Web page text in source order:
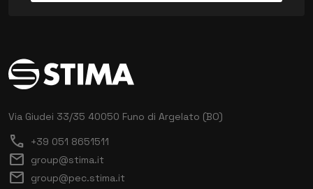
Via Giudei 33/35 40050 Funo di Argelato (BO)
call +39 051 8651511
mail group@stima.it
mail group@pec.stima.it